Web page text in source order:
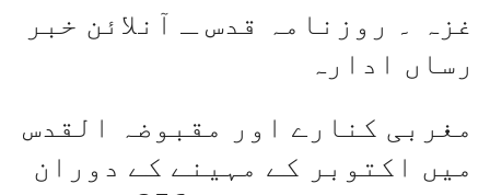
غزہ ۔ روزنامہ قدس ـ آنلائن خبر
رساں ادارہ
مغربی کنارے اور مقبوضہ القدس
میں اکتوبر کے مہینے کے دوران